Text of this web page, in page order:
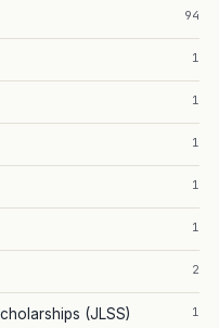
94
1
1
1
1
1
2
(JLSS) 1